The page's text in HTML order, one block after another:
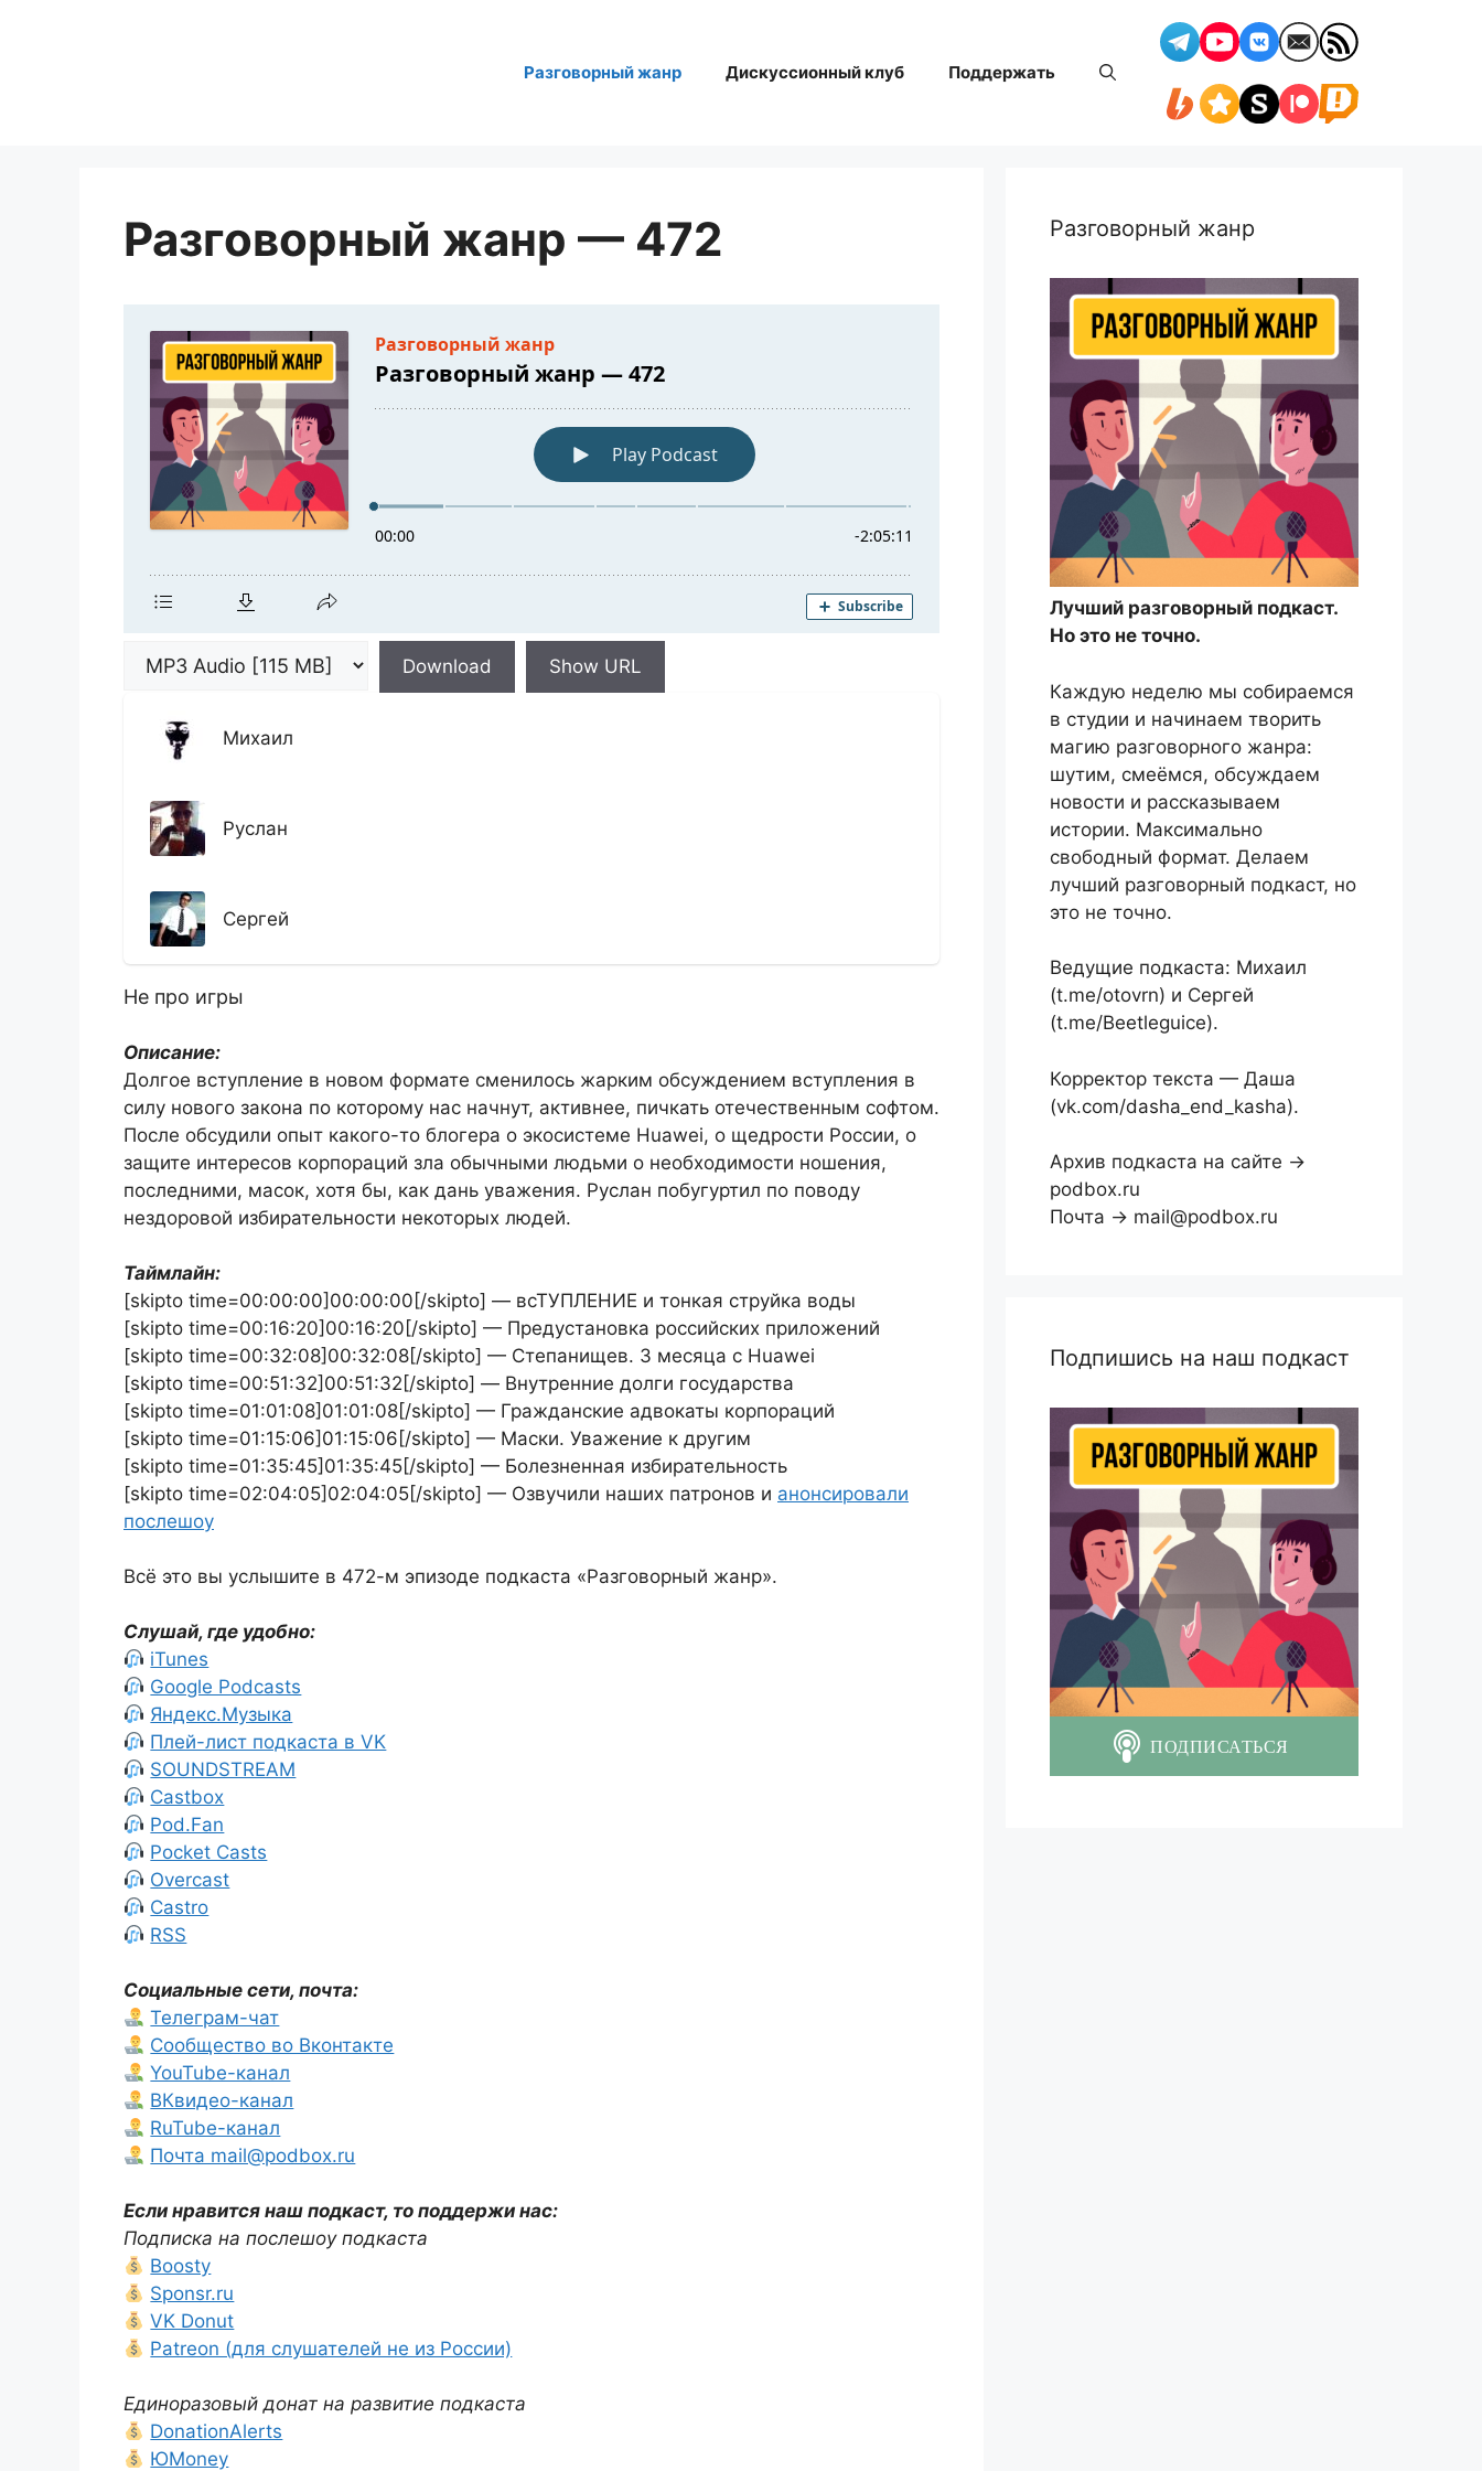
Разговорный жанр Дискуссионный клуб Поддержать
Разговорный жанр — 472
Download Show URL
Михаил
Руслан
Сергей
Не про игры
Описание:
Долгое вступление в новом формате сменилось жарким обсуждением вступления в
силу нового закона по которому нас начнут, активнее, пичкать отечественным софтом.
После обсудили опыт какого-то блогера о экосистеме Huawei, о щедрости России, о
защите интересов корпораций зла обычными людьми о необходимости ношения,
последними, масок, хотя бы, как дань уважения. Руслан побугуртил по поводу
нездоровой избирательности некоторых людей.
Таймлайн:
[skipto time=00:00:00]00:00:00[/skipto] — всТУПЛЕНИЕ и тонкая струйка воды
[skipto time=00:16:20]00:16:20[/skipto] — Предустановка российских приложений
[skipto time=00:32:08]00:32:08[/skipto] — Степанищев. 3 месяца с Huawei
[skipto time=00:51:32]00:51:32[/skipto] — Внутренние долги государства
[skipto time=01:01:08]01:01:08[/skipto] — Гражданские адвокаты корпораций
[skipto time=01:15:06]01:15:06[/skipto] — Маски. Уважение к другим
[skipto time=01:35:45]01:35:45[/skipto] — Болезненная избирательность
[skipto time=02:04:05]02:04:05[/skipto] — Озвучили наших патронов и анонсировали
послешоу
Всё это вы услышите в 472-м эпизоде подкаста «Разговорный жанр».
Слушай, где удобно:
iTunes
Google Podcasts
Яндекс.Музыка
Плей-лист подкаста в VK
SOUNDSTREAM
Castbox
Pod.Fan
Pocket Casts
Overcast
Castro
RSS
Социальные сети, почта:
Телеграм-чат
Сообщество во Вконтакте
YouTube-канал
ВКвидео-канал
RuTube-канал
Почта mail@podbox.ru
Если нравится наш подкаст, то поддержи нас:
Подписка на послешоу подкаста
Boosty
Sponsr.ru
VK Donut
Patreon (для слушателей не из России)
Единоразовый донат на развитие подкаста
DonationAlerts
ЮMoney
Разговорный жанр
Лучший разговорный подкаст.
Но это не точно.
Каждую неделю мы собираемся
в студии и начинаем творить
магию разговорного жанра:
шутим, смеёмся, обсуждаем
новости и рассказываем
истории. Максимально
свободный формат. Делаем
лучший разговорный подкаст, но
это не точно.
Ведущие подкаста: Михаил
(t.me/otovrn) и Сергей
(t.me/Beetleguice).
Корректор текста — Даша
(vk.com/dasha_end_kasha).
Архив подкаста на сайте →
podbox.ru
Почта → mail@podbox.ru
Подпишись на наш подкаст